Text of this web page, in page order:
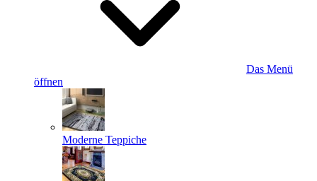
Das Menü
öffnen
Moderne Teppiche